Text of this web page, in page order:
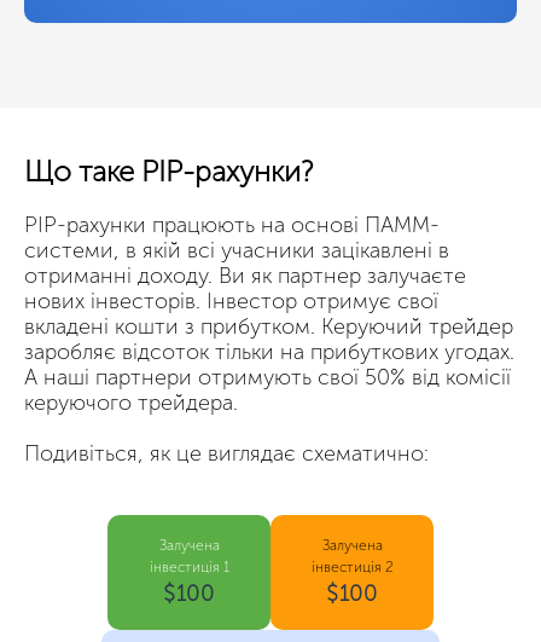
Що таке PIP-рахунки?
PIP-рахунки працюють на основі ПАММ-
системи, в якій всі учасники зацікавлені в
отриманні доходу. Ви як партнер залучаєте
нових інвесторів. Інвестор отримує свої
вкладені кошти з прибутком. Керуючий трейдер
заробляє відсоток тільки на прибуткових угодах.
А наші партнери отримують свої 50% від комісії
керуючого трейдера.
Подивіться, як це виглядає схематично:
Залучена
інвестиція 1
$100
Залучена
інвестиція 2
$100